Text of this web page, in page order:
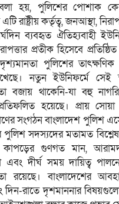
হয়, পুলিশের পোশাক
রাষ্ট্রীয় কর্তৃত্ব, জনআস্থা,
ব্যবহৃত ঐতিহ্যবাহী
প্রতীক হিসেবে
পুলিশের তাৎক্ষণিক
নতুন ইউনিফর্মে সেই
বজায় থাকেনি-যা বহু
হয়েছে। প্রায়
সংগঠন বাংলাদেশ পুলিশ
পুলিশ সদস্যদের মতামত
কাপড়ের গুণগত মান,
দীর্ঘ সময় দায়িত্ব পালনে
রয়েছে। বাংলাদেশের
দিন-রাতে দৃশমাননার